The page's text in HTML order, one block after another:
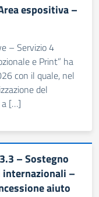
espositiva –
– Servizio 4
e Print” ha
con il quale, nel
del
a […]
– Sostegno
internazionali –
aiuto